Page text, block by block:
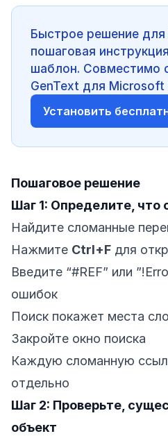
Быстрое решение
пошаговая
шаблон. Совместимо
GenText для Microsoft
Установить
Пошаговое решение
Шаг 1: Определите, что
Найдите сломанные
Нажмите Ctrl+F для
Введите “#REF” или
ошибок
Поиск покажет места
Закройте окно поиска
Каждую сломанную
отдельно
Шаг 2: Проверьте,
объект